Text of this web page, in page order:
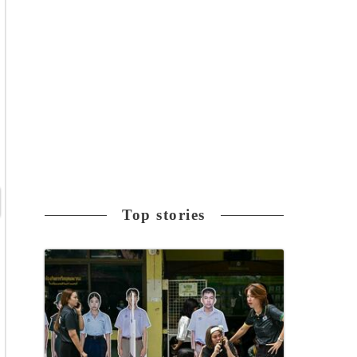
Top stories